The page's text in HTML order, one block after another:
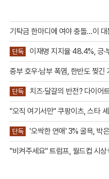
기탁금 한마디에 여야 충돌…이
단독 이재명 지지율 48.4%, 긍
중부 호우·남부 폭염, 한반도 찢긴
단독 치즈·달걀의 반전? 다이어
"오직 여기서만" 쿠팡이츠, 스타
단독 '오싹한 연애' 3% 굴욕, 박
"비켜주세요" 트럼프, 월드컵 시상